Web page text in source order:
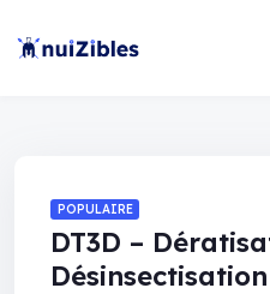
DT3D –
POPULAIRE